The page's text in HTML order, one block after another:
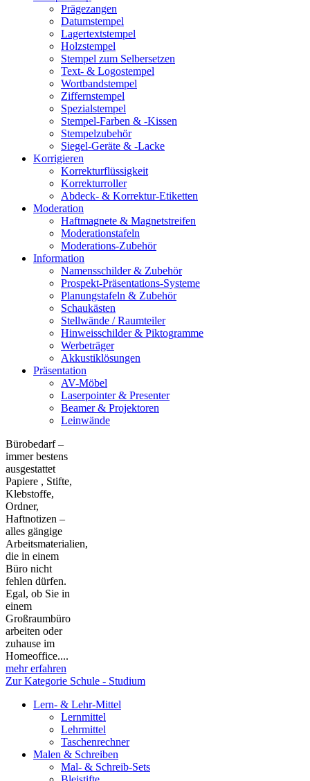
Prägezangen
Datumstempel
Lagertextstempel
Holzstempel
Stempel zum Selbersetzen
Text- & Logostempel
Wortbandstempel
Ziffernstempel
Spezialstempel
Stempel-Farben & -Kissen
Stempelzubehör
Siegel-Geräte & -Lacke
Korrigieren
Korrekturflüssigkeit
Korrekturroller
Abdeck- & Korrektur-Etiketten
Moderation
Haftmagnete & Magnetstreifen
Moderationstafeln
Moderations-Zubehör
Information
Namensschilder & Zubehör
Prospekt-Präsentations-Systeme
Planungstafeln & Zubehör
Schaukästen
Stellwände / Raumteiler
Hinweisschilder & Piktogramme
Werbeträger
Akkustiklösungen
Präsentation
AV-Möbel
Laserpointer & Presenter
Beamer & Projektoren
Leinwände
Bürobedarf –
immer bestens
ausgestattet
Papiere , Stifte,
Klebstoffe,
Ordner,
Haftnotizen –
alles gängige
Arbeitsmaterialien,
die in einem
Büro nicht
fehlen dürfen.
Egal, ob Sie in
einem
Großraumbüro
arbeiten oder
zuhause im
Homeoffice....
mehr erfahren
Zur Kategorie Schule - Studium
Lern- & Lehr-Mittel
Lernmittel
Lehrmittel
Taschenrechner
Malen & Schreiben
Mal- & Schreib-Sets